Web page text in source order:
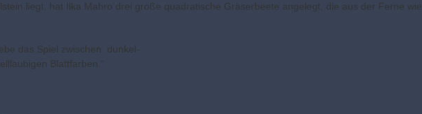
liegt, hat Ilka Mahro drei große quadratische Gräserbeete angelegt, die aus der Ferne wie
das Spiel zwischen dunkel-
Blattfarben.“